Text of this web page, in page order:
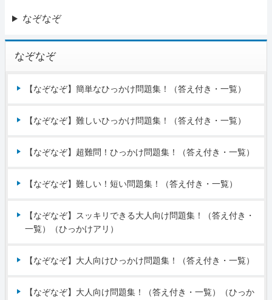
なぞなぞ
なぞなぞ
【なぞなぞ】簡単なひっかけ問題集！（答え付き・一覧）
【なぞなぞ】難しいひっかけ問題集！（答え付き・一覧）
【なぞなぞ】超難問！ひっかけ問題集！（答え付き・一覧）
【なぞなぞ】難しい！短い問題集！（答え付き・一覧）
【なぞなぞ】スッキリできる大人向け問題集！（答え付き・
一覧）（ひっかけアリ）
【なぞなぞ】大人向けひっかけ問題集！（答え付き・一覧）
【なぞなぞ】大人向け問題集！（答え付き・一覧）（ひっか